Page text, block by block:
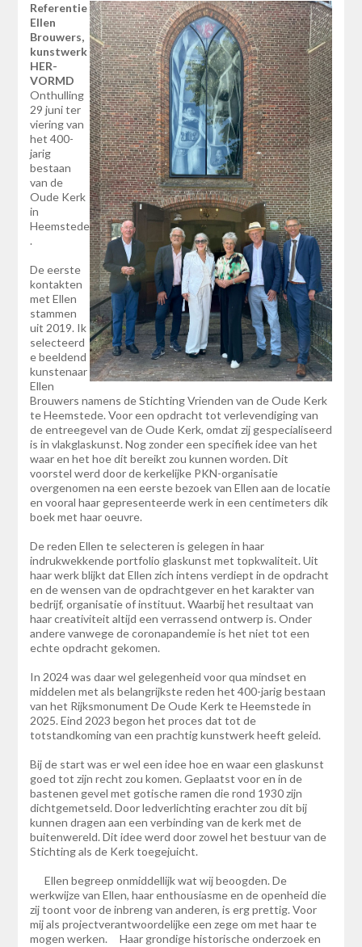
Referentie
Ellen
Brouwers,
kunstwerk
HER-
VORMD
Onthulling
29 juni ter
viering van
het 400-
jarig
bestaan
van de
Oude Kerk
in
Heemstede
.
De eerste
kontakten
met Ellen
stammen
uit 2019. Ik
selecteerd
e beeldend
kunstenaar
Ellen
Brouwers namens de Stichting Vrienden van de Oude Kerk
te Heemstede. Voor een opdracht tot verlevendiging van
de entreegevel van de Oude Kerk, omdat zij gespecialiseerd
is in vlakglaskunst. Nog zonder een specifiek idee van het
waar en het hoe dit bereikt zou kunnen worden. Dit
voorstel werd door de kerkelijke PKN-organisatie
overgenomen na een eerste bezoek van Ellen aan de locatie
en vooral haar gepresenteerde werk in een centimeters dik
boek met haar oeuvre.
De reden Ellen te selecteren is gelegen in haar
indrukwekkende portfolio glaskunst met topkwaliteit. Uit
haar werk blijkt dat Ellen zich intens verdiept in de opdracht
en de wensen van de opdrachtgever en het karakter van
bedrijf, organisatie of instituut. Waarbij het resultaat van
haar creativiteit altijd een verrassend ontwerp is. Onder
andere vanwege de coronapandemie is het niet tot een
echte opdracht gekomen.
In 2024 was daar wel gelegenheid voor qua mindset en
middelen met als belangrijkste reden het 400-jarig bestaan
van het Rijksmonument De Oude Kerk te Heemstede in
2025. Eind 2023 begon het proces dat tot de
totstandkoming van een prachtig kunstwerk heeft geleid.
Bij de start was er wel een idee hoe en waar een glaskunst
goed tot zijn recht zou komen. Geplaatst voor en in de
bastenen gevel met gotische ramen die rond 1930 zijn
dichtgemetseld. Door ledverlichting erachter zou dit bij
kunnen dragen aan een verbinding van de kerk met de
buitenwereld. Dit idee werd door zowel het bestuur van de
Stichting als de Kerk toegejuicht.
Ellen begreep onmiddellijk wat wij beoogden. De
werkwijze van Ellen, haar enthousiasme en de openheid die
zij toont voor de inbreng van anderen, is erg prettig. Voor
mij als projectverantwoordelijke een zege om met haar te
mogen werken. Haar grondige historische onderzoek en